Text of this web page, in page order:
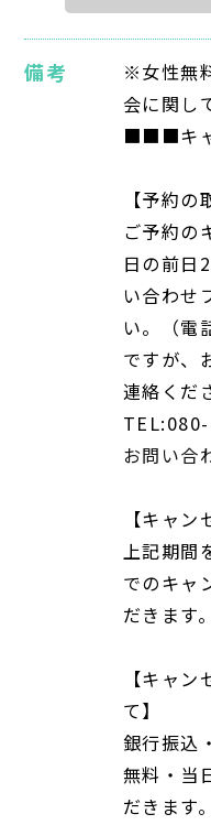
備考
※女性無
会に関し
■■■キ
【予約の
ご予約の
日の前日
い合わせ
い。（電
ですが、
連絡くだ
お問い合
【キャン
上記期間
でのキャ
だきます。
【キャ
て】
銀行振込
無料・当
だきます